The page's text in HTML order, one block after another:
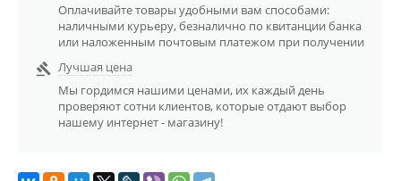
Оплачивайте товары удобными вам способами:
наличными курьеру, безналично по квитанции банка
или наложенным почтовым платежом при получении

Лучшая цена
Мы гордимся нашими ценами, их каждый день
проверяют сотни клиентов, которые отдают выбор
нашему интернет - магазину!